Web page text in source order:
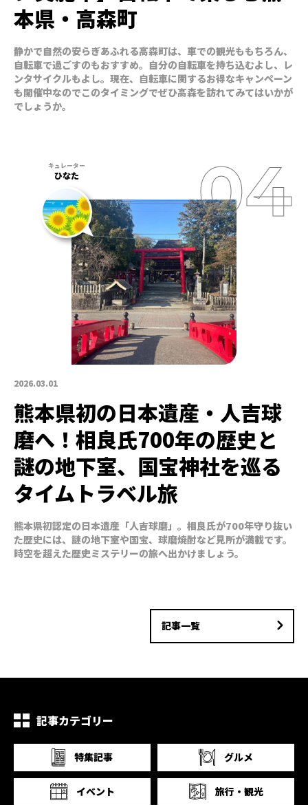
本県・高森町
静かで自然の安らぎあふれる高森町は、車での観光ももちろん、
自転車で過ごすのもおすすめ。自分の自転車を持ち込むよし、レ
ンタサイクルもよし。現在、自転車に関するお得なキャンペーン
も開催中なのでこのタイミングでぜひ高森を訪れてみてはいかが
でしょうか。
2026.03.01
ひなた
熊本県初の日本遺産・人吉球
磨へ！相良氏700年の歴史と
謎の地下室、国宝神社を巡る
タイムトラベル旅
熊本県初認定の日本遺産「人吉球磨」。相良氏が700年守り抜い
た歴史には、謎の地下室や国宝、球磨焼酎など見所が満載です。
時空を超えた歴史ミステリーの旅へ出かけましょう。
記事一覧
記事カテゴリー
特集記事 グルメ
イベント 旅行・観光